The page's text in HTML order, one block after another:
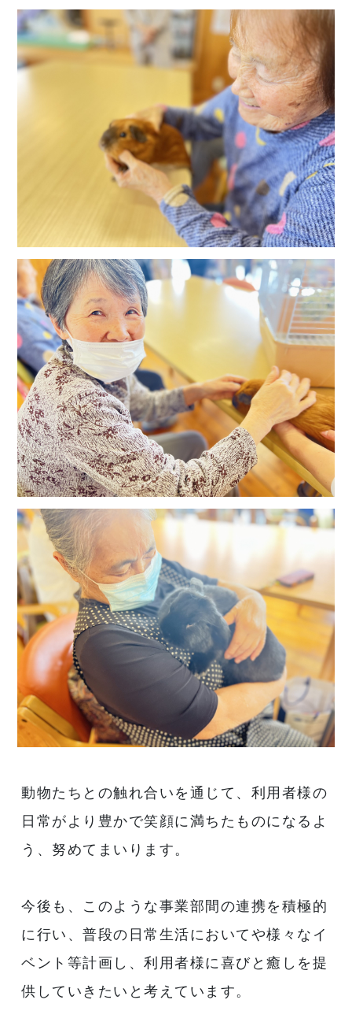
動物たちとの触れ合いを通じて、利用者様の
日常がより豊かで笑顔に満ちたものになるよ
う、努めてまいります。
今後も、このような事業部間の連携を積極的
に行い、普段の日常生活においてや様々なイ
ベント等計画し、利用者様に喜びと癒しを提
供していきたいと考えています。